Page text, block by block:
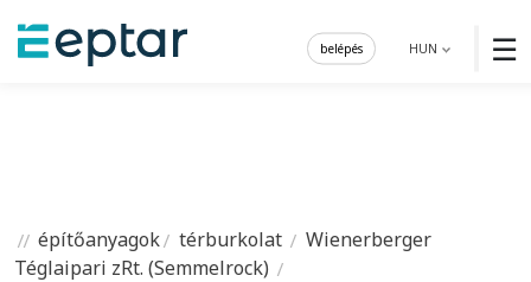
☰
HUN
belépés
építőanyagok térburkolat
Wienerberger
Téglaipari zRt. (Semmelrock)